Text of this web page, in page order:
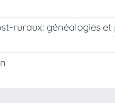
ruraux: généalogies et